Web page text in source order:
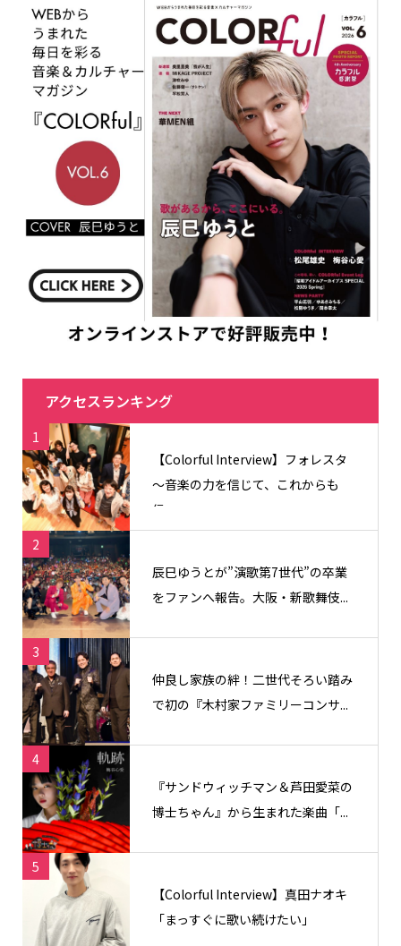
アクセスランキング
1
【Colorful Interview】フォレスタ
〜音楽の力を信じて、これからも
信...
2
辰巳ゆうとが”演歌第7世代”の卒業
をファンへ報告。大阪・新歌舞伎...
3
仲良し家族の絆！二世代そろい踏み
で初の『木村家ファミリーコンサ...
4
『サンドウィッチマン＆芦田愛菜の
博士ちゃん』から生まれた楽曲「...
5
【Colorful Interview】真田ナオキ
「まっすぐに歌い続けたい」